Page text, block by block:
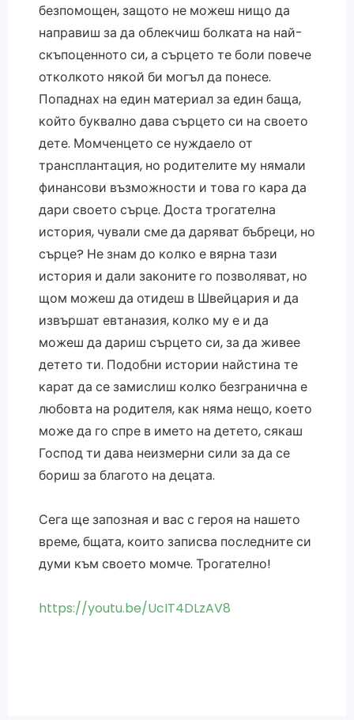
безпомощен, защото не можеш нищо да
направиш за да облекчиш болката на най-
скъпоценното си, а сърцето те боли повече
отколкото някой би могъл да понесе.
Попаднах на един материал за един баща,
който буквално дава сърцето си на своето
дете. Момченцето се нуждаело от
трансплантация, но родителите му нямали
финансови възможности и това го кара да
дари своето сърце. Доста трогателна
история, чували сме да даряват бъбреци, но
сърце? Не знам до колко е вярна тази
история и дали законите го позволяват, но
щом можеш да отидеш в Швейцария и да
извършат евтаназия, колко му е и да
можеш да дариш сърцето си, за да живее
детето ти. Подобни истории найстина те
карат да се замислиш колко безгранична е
любовта на родителя, как няма нещо, което
може да го спре в името на детето, сякаш
Господ ти дава неизмерни сили за да се
бориш за благото на децата.
Сега ще запозная и вас с героя на нашето
време, бщата, които записва последните си
думи към своето момче. Трогателно!
https://youtu.be/UcIT4DLzAV8